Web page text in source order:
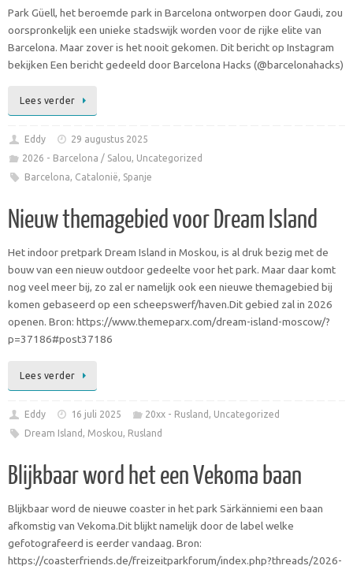
Park Güell, het beroemde park in Barcelona ontworpen door Gaudi, zou
oorspronkelijk een unieke stadswijk worden voor de rijke elite van
Barcelona. Maar zover is het nooit gekomen. Dit bericht op Instagram
bekijken Een bericht gedeeld door Barcelona Hacks (@barcelonahacks)
Lees verder
Eddy
29 augustus 2025
2026 - Barcelona / Salou, Uncategorized
Barcelona, Catalonië, Spanje
Nieuw themagebied voor Dream Island
Het indoor pretpark Dream Island in Moskou, is al druk bezig met de
bouw van een nieuw outdoor gedeelte voor het park. Maar daar komt
nog veel meer bij, zo zal er namelijk ook een nieuwe themagebied bij
komen gebaseerd op een scheepswerf/haven.Dit gebied zal in 2026
openen. Bron: https://www.themeparx.com/dream-island-moscow/?
p=37186#post37186
Lees verder
Eddy 16 juli 2025 20xx - Rusland , Uncategorized
Dream Island , Moskou, Rusland
Blijkbaar word het een Vekoma baan
Blijkbaar word de nieuwe coaster in het park Särkänniemi een baan
afkomstig van Vekoma.Dit blijkt namelijk door de label welke
gefotografeerd is eerder vandaag. Bron:
https://coasterfriends.de/freizeitparkforum/index.php?threads/2026-